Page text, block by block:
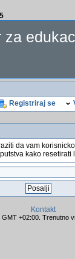
za
Registriraj se
da vam
kako resetirati
Kontakt
+02:00. Trenutno